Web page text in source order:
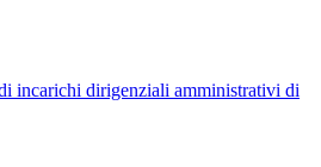
incarichi dirigenziali amministrativi di